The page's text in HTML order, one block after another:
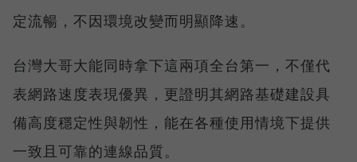
定流暢，不因環境改變而明顯降速。
台灣大哥大能同時拿下這兩項全台第一，不僅代
表網路速度表現優異，更證明其網路基礎建設具
備高度穩定性與韌性，能在各種使用情境下提供
一致且可靠的連線品質。